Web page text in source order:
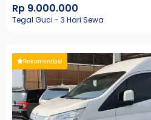
Rp 9.000.000
Tegal Guci - 3 Hari Sewa
Rekomendasi